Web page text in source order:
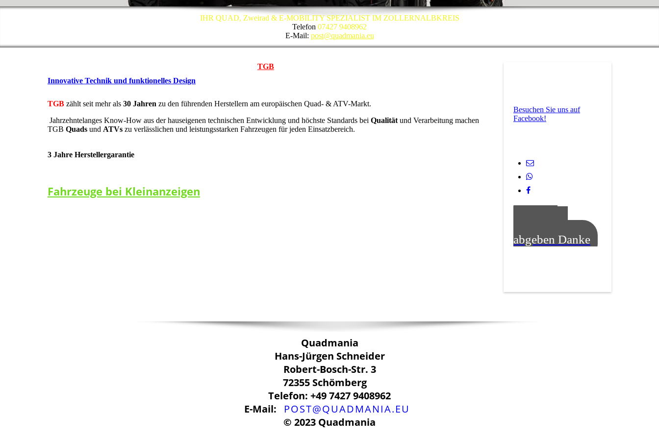
IHR QUAD, Zweirad & E-MOBILITY SPEZIALIST IM ZOLLERNALBKREIS
Telefon 07427 9408962
E-Mail: post@quadmania.eu
TGB
Innovative Technik und funktionelles Design
TGB zählt seit mehr als 30 Jahren zu den führenden Herstellern am europäischen Quad- & ATV-Markt.
Jahrzehntelanges Know-How aus der hauseigenen technischen Entwicklung und höchste Standards bei Qualität und Verarbeitung machen
TGB Quads und ATVs zu verlässlichen und leistungsstarken Fahrzeugen für jeden Einsatzbereich.
3 Jahre Herstellergarantie
Fahrzeuge bei Kleinanzeigen
Besuchen Sie uns auf
Facebook!
abgeben Danke
Quadmania
Hans-Jürgen Schneider
Robert-Bosch-Str. 3
72355 Schömberg
Telefon: +49 7427 9408962
E-Mail:
POST@QUADMANIA.EU
© 2023 Quadmania